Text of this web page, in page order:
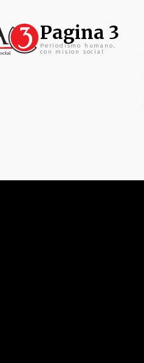
Pagina 3
Periodismo humano,
con mision social